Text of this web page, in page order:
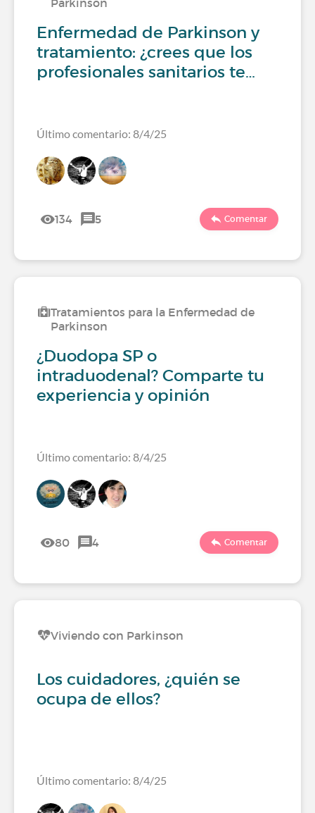
Parkinson
Enfermedad de Parkinson y
tratamiento: ¿crees que los
profesionales sanitarios te…
Último comentario: 8/4/25
134 5 Comentar
Tratamientos para la Enfermedad de
Parkinson
¿Duodopa SP o
intraduodenal? Comparte tu
experiencia y opinión
Último comentario: 8/4/25
80 4 Comentar
Viviendo con Parkinson
Los cuidadores, ¿quién se
ocupa de ellos?
Último comentario: 8/4/25